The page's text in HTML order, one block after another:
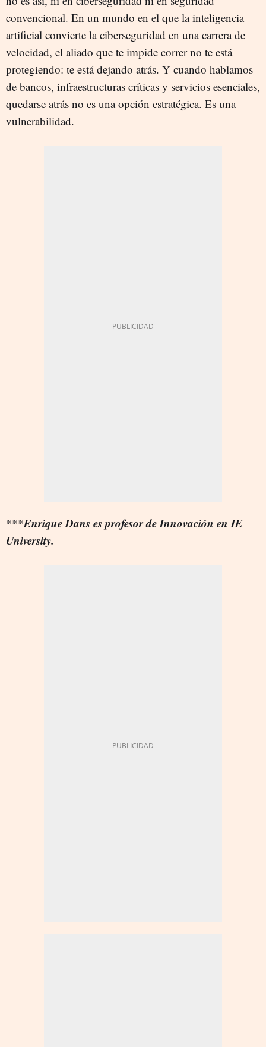
convencional. En un mundo en el que la inteligencia
artificial convierte la ciberseguridad en una carrera de
velocidad, el aliado que te impide correr no te está
protegiendo: te está dejando atrás. Y cuando hablamos
de bancos, infraestructuras críticas y servicios esenciales,
quedarse atrás no es una opción estratégica. Es una
vulnerabilidad.
***Enrique Dans es profesor de Innovación en IE
University.